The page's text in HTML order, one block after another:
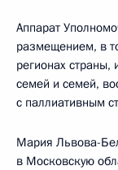
Аппарат
размещением, в
регионах
семей и семей,
с паллиативным
Мария Львова-
в Московскую